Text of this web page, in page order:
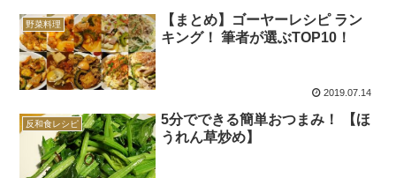
野菜料理
【まとめ】ゴーヤーレシピ ラン
キング！ 筆者が選ぶTOP10！
2019.07.14
反和食レシピ
5分でできる簡単おつまみ！ 【ほ
うれん草炒め】